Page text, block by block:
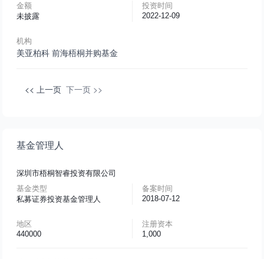
金额
未披露
投资时间
2022-12-09
机构
美亚柏科 前海梧桐并购基金
<< 上一页 下一页 >>
基金管理人
深圳市梧桐智睿投资有限公司
基金类型
私募证券投资基金管理人
备案时间
2018-07-12
地区
440000
注册资本
1,000